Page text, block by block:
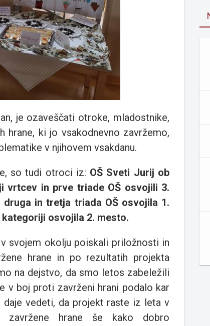
je ozaveščati otroke, mladostnike,
hrane, ki jo vsakodnevno zavržemo,
v njihovem vsakdanu.
so tudi otroci iz: OŠ Sveti Jurij ob
vrtcev in prve triade OŠ osvojili 3.
in tretja triada OŠ osvojila 1.
osvojila 2. mesto.
svojem okolju poiskali priložnosti in
hrane in po rezultatih projekta
na dejstvo, da smo letos zabeležili
v boj proti zavrženi hrani podalo kar
daje vedeti, da projekt raste iz leta v
hrane še kako dobro